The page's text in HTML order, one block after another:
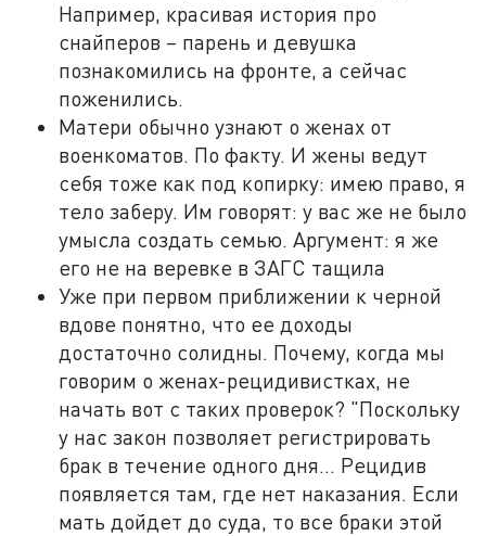
Например, красивая история про
снайперов – парень и девушка
познакомились на фронте, а сейчас
поженились.
Матери обычно узнают о женах от
военкоматов. По факту. И жены ведут
себя тоже как под копирку: имею право, я
тело заберу. Им говорят: у вас же не было
умысла создать семью. Аргумент: я же
его не на веревке в ЗАГС тащила
Уже при первом приближении к черной
вдове понятно, что ее доходы
достаточно солидны. Почему, когда мы
говорим о женах-рецидивистках, не
начать вот с таких проверок? "Поскольку
у нас закон позволяет регистрировать
брак в течение одного дня... Рецидив
появляется там, где нет наказания. Если
мать дойдет до суда, то все браки этой